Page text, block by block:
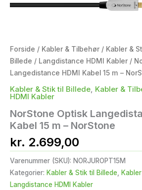
Forside / Kabler & Tilbehør / Kabler &
Billede / Langdistance HDMI Kabler /
Langedistance HDMI Kabel 15 m –
Kabler & Stik til Billede, Kabler &
HDMI Kabler
NorStone Optisk
Kabel 15 m – NorStone
kr. 2.699,00
Varenummer (SKU): NORJUROPT15M
Kategorier: Kabler & Stik til Billede
Langdistance HDMI Kabler